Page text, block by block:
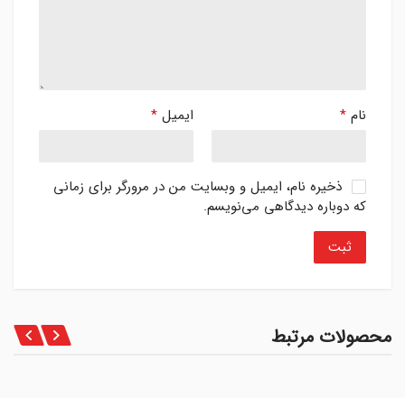
نام * ایمیل *
ذخیره نام، ایمیل و وبسایت من در مرورگر برای زمانی
که دوباره دیدگاهی می‌نویسم.
محصولات مرتبط